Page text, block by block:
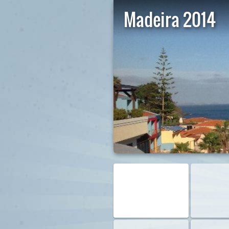
Madeira 2014